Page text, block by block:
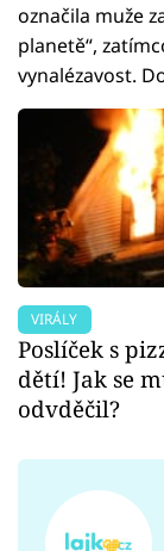
označila muže
planetě“,
vynalézavost.
VIRÁLY
Poslíček s
dětí! Jak se
odvděčil?